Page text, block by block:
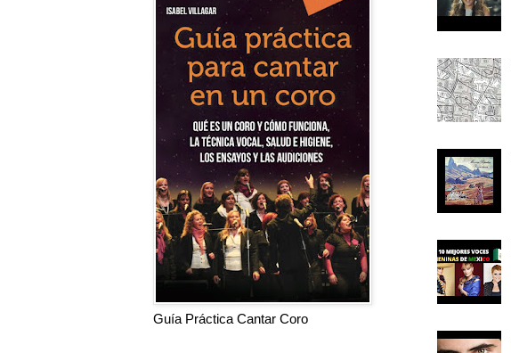
Guía Práctica Cantar Coro